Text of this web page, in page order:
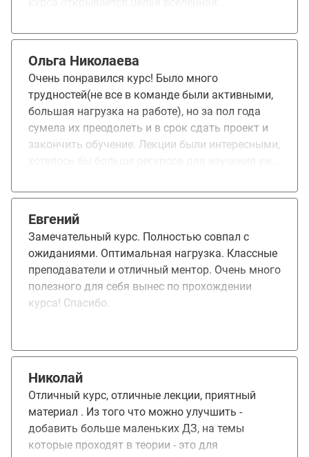
не завязаны на один поток интерфейса, и
значительных размеров не теряя в
производительности написания кода. Курсом
остался очень доволен. На текущей работе
перешел на серверные разработки, чему
безумно счастлив. Рекомендую всем, кто хочет
попасть в мир Enterprise.
Ольга Николаева
Очень понравился курс! Было много
трудностей(не все в команде были активными,
большая нагрузка на работе), но за пол года
сумела их преодолеть и в срок сдать проект и
закончить обучение. Лекции были интересными,
доносил информацию по своему(кто то
использовал жизненный опыт, кто то более
техническими терминами объяснял)
Евгений
Замечательный курс. Полностью совпал с
ожиданиями. Оптимальная нагрузка. Классные
преподаватели и отличный ментор. Очень много
полезного для себя вынес по прохождении
курса! Спасибо.
Николай
Отличный курс, отличные лекции, приятный
материал . Из того что можно улучшить -
добавить больше маленьких ДЗ, на темы
которые проходят в теории - это для